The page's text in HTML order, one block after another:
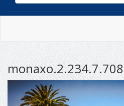
monaxo.2.234.7.708